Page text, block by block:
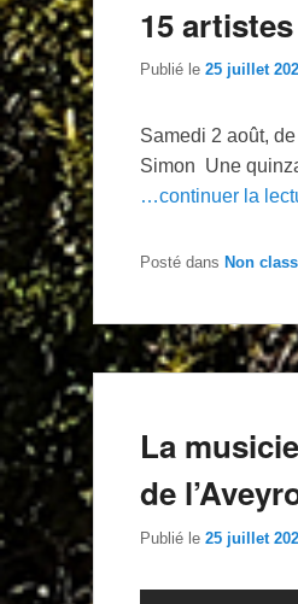
15
Publié le 25 juillet
Samedi 2 août,
Simon Une
…continuer la
Posté dans Non
La
de
Publié le 25 juillet